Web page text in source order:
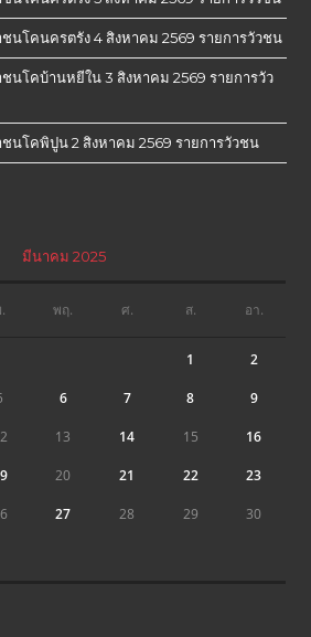
นโคนครตรัง 4 สิงหาคม 2569 รายการวัวชน
นโคบ้านหยีใน 3 สิงหาคม 2569 รายการวัว
นโคพิปูน 2 สิงหาคม 2569 รายการวัวชน
มีนาคม 2025
พฤ. ศ. ส. อา.
1 2
6 7 8 9
13 14 15 16
20 21 22 23
27 28 29 30